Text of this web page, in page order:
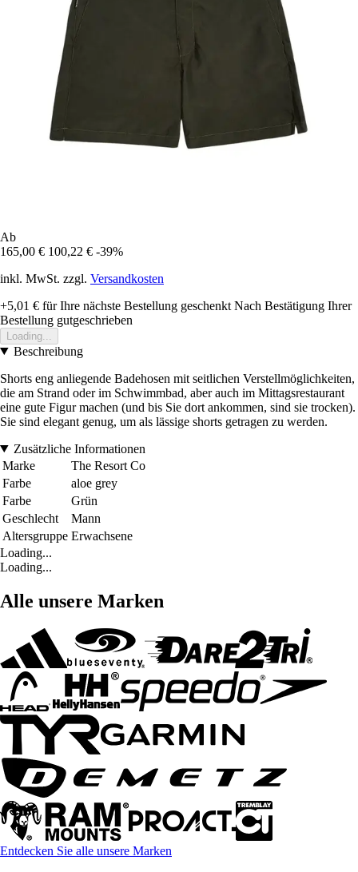
Ab
165,00 € 100,22 € -39%
inkl. MwSt. zzgl. Versandkosten
+5,01 € für Ihre nächste Bestellung geschenkt Nach Bestätigung Ihrer
Bestellung gutgeschrieben
Loading...
Beschreibung
Shorts eng anliegende Badehosen mit seitlichen Verstellmöglichkeiten,
die am Strand oder im Schwimmbad, aber auch im Mittagsrestaurant
eine gute Figur machen (und bis Sie dort ankommen, sind sie trocken).
Sie sind elegant genug, um als lässige shorts getragen zu werden.
Zusätzliche Informationen
Marke
The Resort Co
Farbe
aloe grey
Farbe
Grün
Geschlecht
Mann
Altersgruppe Erwachsene
Loading...
Loading...
Alle unsere Marken
Entdecken Sie alle unsere Marken